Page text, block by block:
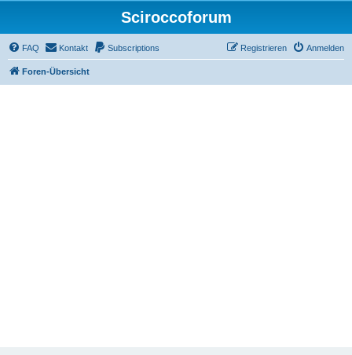
Sciroccoforum
FAQ Kontakt Subscriptions Anmelden
Registrieren
Foren-Übersicht